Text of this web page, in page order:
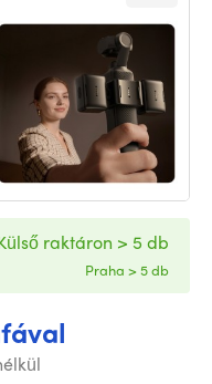
raktáron > 5 db
Praha > 5 db